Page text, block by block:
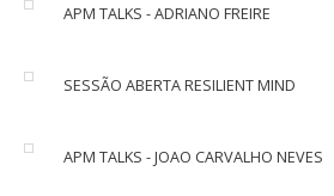
APM TALKS - ADRIANO FREIRE
SESSÃO ABERTA RESILIENT MIND
APM TALKS - JOAO CARVALHO NEVES